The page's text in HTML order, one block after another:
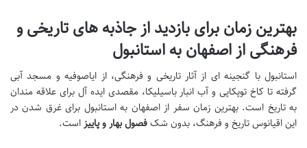
بهترین زمان برای بازدید از جاذبه های تاریخی و
فرهنگی از اصفهان به استانبول
استانبول با گنجینه ای از آثار تاریخی و فرهنگی، از ایاصوفیه و مسجد آبی
گرفته تا کاخ توپکاپی و آب انبار باسیلیکا، مقصدی ایده آل برای علاقه مندان
به تاریخ است.بهترین زمان سفر از اصفهان به استانبول برای غرق شدن در
این اقیانوس تاریخ و فرهنگ، بدون شکفصول بهار و پاییزاست.